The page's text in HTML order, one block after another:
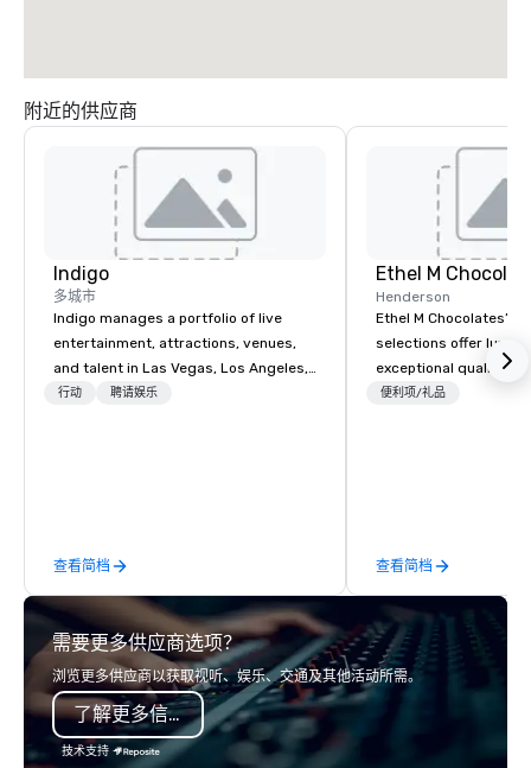
附近的供应商
Indigo
多城市
Indigo manages a portfolio of live
entertainment, attractions, venues,
and talent in Las Vegas, Los Angeles,
and Atlantic City. We specialize in
direct line of communication, and
unparalleled customer service.
行动 聘请娱乐
查看简档
Ethel M
Henderson
Ethel M Chocolates’
selections offer
exceptional quality,
ideal choice for
celebrating a
chocolate box from
Chocolates leaves a
impression. We also
sleeves for our
you to create a truly
便利项/礼品
查看简档
需要更多供应商选项？
浏览更多供应商以获取视听、娱乐、交通及其他活动所需。
了解更多信息
技术支持